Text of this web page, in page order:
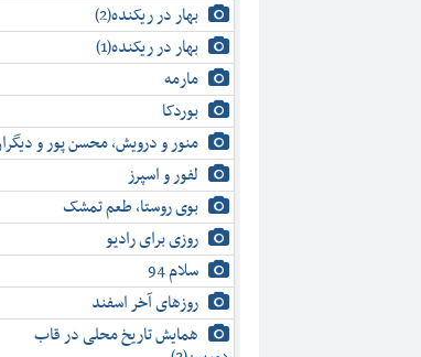
بهار در ریکنده(2)
بهار در ریکنده(1)
مارمه
بوردکا
منور و درویش، محسن پور و
لفور و اسپرز
بوی روستا، طعم تمشک
روزی برای رادیو
سلام 94
روزهای آخر اسفند
همایش تاریخ محلی در قاب